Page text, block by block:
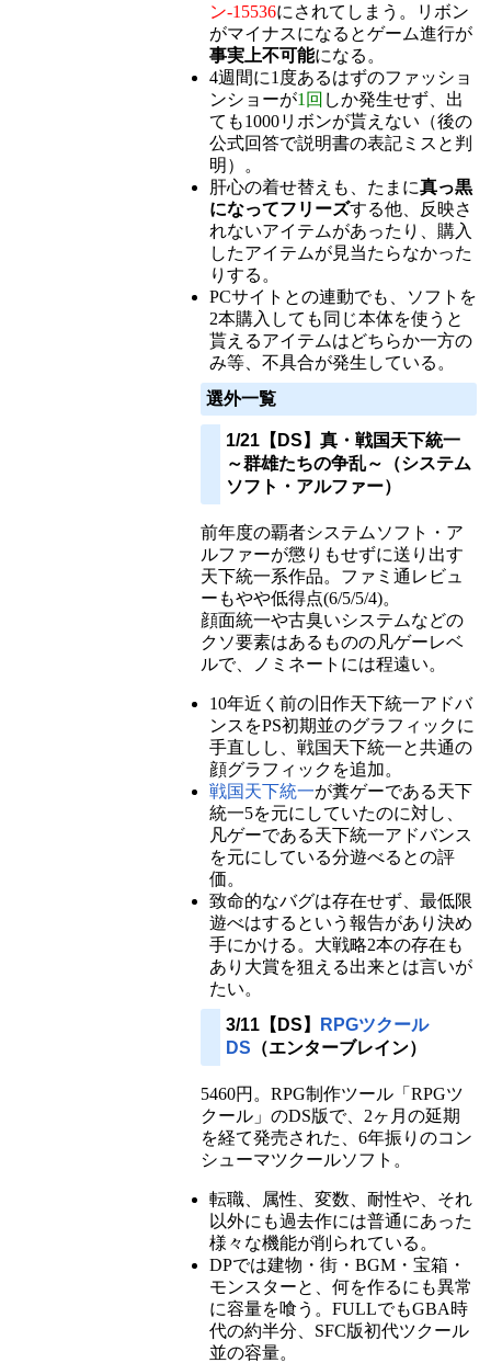
ン-15536にされてしまう。リボン
がマイナスになるとゲーム進行が
事実上不可能になる。
4週間に1度あるはずのファッショ
ンショーが1回 しか発生せず、出
ても1000リボンが貰えない（後の
公式回答で説明書の表記ミスと判
明）。
肝心の着せ替えも、たまに真っ黒
になってフリーズする他、反映さ
れないアイテムがあったり、購入
したアイテムが見当たらなかった
りする。
PCサイトとの連動でも、ソフトを
2本購入しても同じ本体を使うと
貰えるアイテムはどちらか一方の
み等、不具合が発生している。
選外一覧
1/21【DS】真・戦国天下統一
～群雄たちの争乱～（システム
ソフト・アルファー）
前年度の覇者システムソフト・ア
ルファーが懲りもせずに送り出す
天下統一系作品。ファミ通レビュ
ーもやや低得点(6/5/5/4)。
顔面統一や古臭いシステムなどの
クソ要素はあるものの凡ゲーレベ
ルで、ノミネートには程遠い。
10年近く前の旧作天下統一アドバ
ンスをPS初期並のグラフィックに
手直しし、戦国天下統一と共通の
顔グラフィックを追加。
戦国天下統一が糞ゲーである天下
統一5を元にしていたのに対し、
凡ゲーである天下統一アドバンス
を元にしている分遊べるとの評
価。
致命的なバグは存在せず、最低限
遊べはするという報告があり決め
手にかける。大戦略2本の存在も
あり大賞を狙える出来とは言いが
たい。
3/11【DS】
RPGツクール
DS （エンターブレイン）
5460円。RPG制作ツール「RPGツ
クール」のDS版で、2ヶ月の延期
を経て発売された、6年振りのコン
シューマツクールソフト。
転職、属性、変数、耐性や、それ
以外にも過去作には普通にあった
様々な機能が削られている。
DPでは建物・街・BGM・宝箱・
モンスターと、何を作るにも異常
に容量を喰う。FULLでもGBA時
代の約半分、SFC版初代ツクール
並の容量。